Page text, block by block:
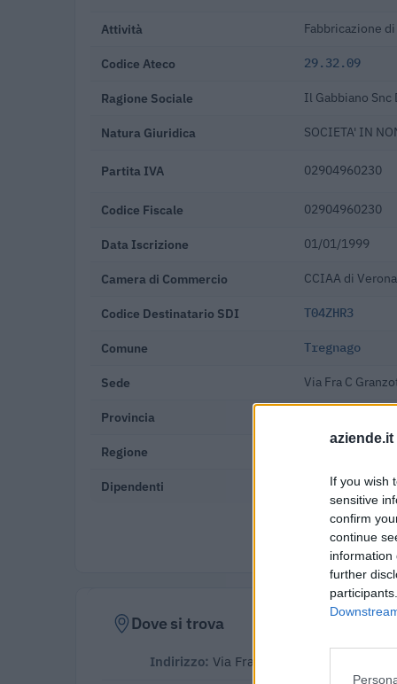
aziende.it
If you wish
sensitive
confirm
continue
information
further
Attività Fabbricazione
Codice Ateco 29.32.09
Ragione Sociale Il Gabbiano Snc
Natura Giuridica SOCIETA' IN
Partita IVA 02904960230
Codice Fiscale 02904960230
Data Iscrizione 01/01/1999
Camera di Commercio CCIAA di Verona
Codice Destinatario SDI T04ZHR3
Comune Tregnago
Sede Via Fra C
Provincia
Regione
Dipendenti 10-19
Dove si trova
Indirizzo: Via Fra C Granzotto N 4 , 37039